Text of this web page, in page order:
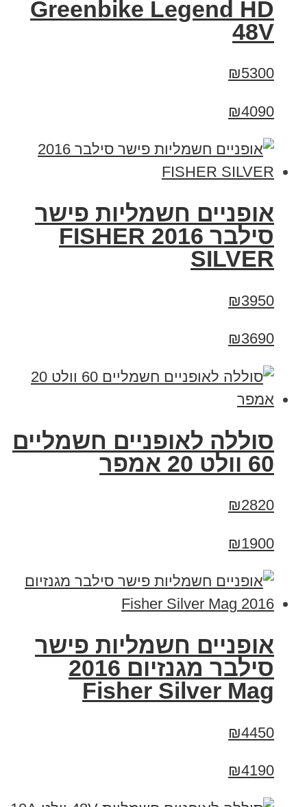
Greenbike Legend HD
48V
₪5300
₪4090
אופניים חשמליות פישר
סילבר 2016 FISHER
SILVER
₪3950
₪3690
סוללה לאופניים חשמליים
60 וולט 20 אמפר
₪2820
₪1900
אופניים חשמליות פישר
סילבר מגנזיום 2016
Fisher Silver Mag
₪4450
₪4190